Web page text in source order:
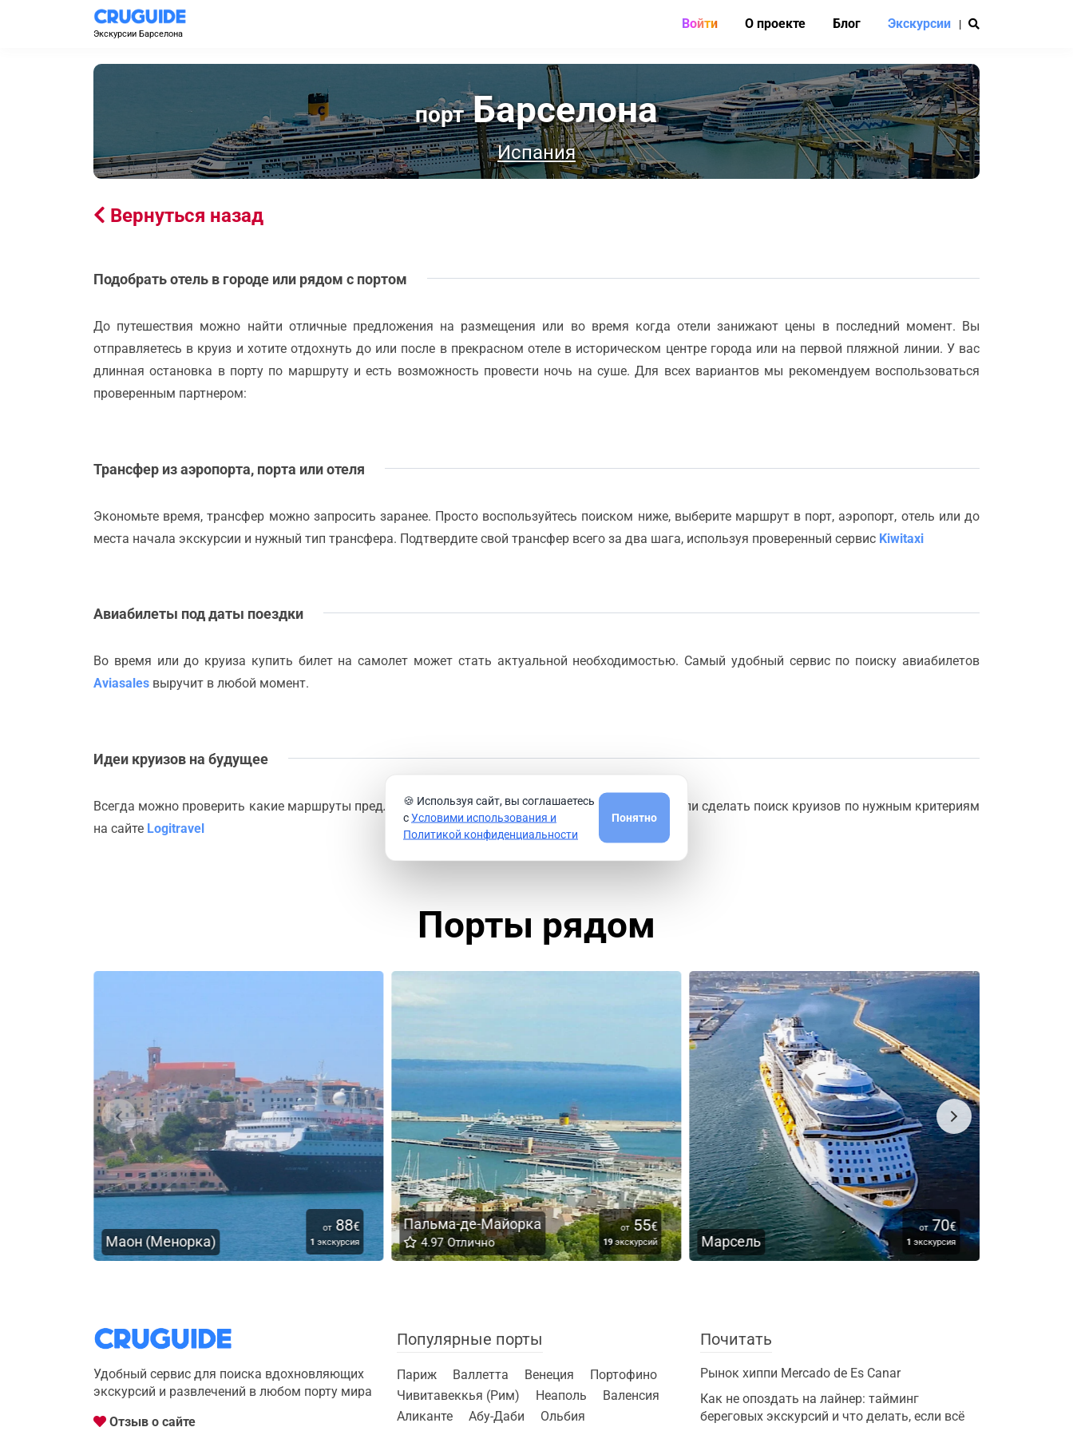
Экскурсии Барселона
Войти О проекте Блог Экскурсии |
портБарселона
Испания
Вернуться назад
Подобрать отель в городе или рядом с портом
До путешествия можно найти отличные предложения на размещения или во время когда отели занижают цены в последний момент. Вы
отправляетесь в круиз и хотите отдохнуть до или после в прекрасном отеле в историческом центре города или на первой пляжной линии. У вас
длинная остановка в порту по маршруту и есть возможность провести ночь на суше. Для всех вариантов мы рекомендуем воспользоваться
проверенным партнером:
Трансфер из аэропорта, порта или отеля
Экономьте время, трансфер можно запросить заранее. Просто воспользуйтесь поиском ниже, выберите маршрут в порт, аэропорт, отель или до
места начала экскурсии и нужный тип трансфера. Подтвердите свой трансфер всего за два шага, используя проверенный сервис Kiwitaxi
Авиабилеты под даты поездки
Во время или до круиза купить билет на самолет может стать актуальной необходимостью. Самый удобный сервис по поиску авиабилетов
Aviasales выручит в любой момент.
Идеи круизов на будущее
Всегда можно проверить какие маршруты предлагают круизные компании из порта
или сделать поиск круизов по нужным критериям
на сайте Logitravel
Порты рядом
от88€
1экскурсия
Пальма-де-Майорка
Отлично
от55€
19экскурсий Марсель
от70€
1экскурсия Ибица
Удобный сервис для поиска вдохновляющих
экскурсий и развлечений в любом порту мира
Отзыв о сайте
Популярные порты
Париж Валлетта Венеция
Портофино
Чивитавеккья (Рим)
Неаполь
Валенсия
Аликанте
Абу-Даби
Ольбия
Почитать
Рынок хиппи Mercado de Es Canar
Как не опоздать на лайнер: тайминг
береговых экскурсий и что делать, если всё
🍪 Используя сайт, вы соглашаетесь
сУсловими использования и
Политикой конфиденциальности
Понятно